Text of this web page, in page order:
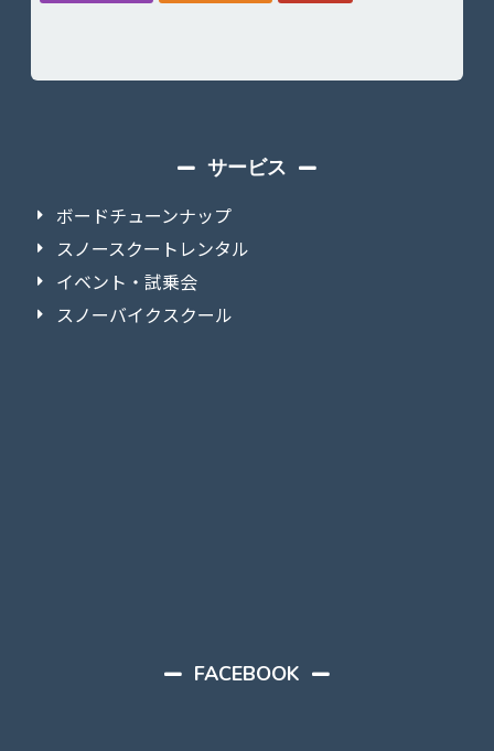
サービス
ボードチューンナップ
スノースクートレンタル
イベント・試乗会
スノーバイクスクール
FACEBOOK